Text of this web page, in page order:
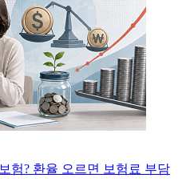
험? 환율 오르면 보험료 부담